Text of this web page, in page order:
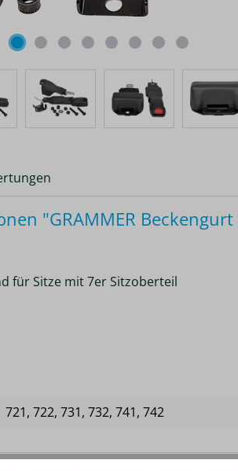
"GRAMMER
für Sitze mit 7er Sitzoberteil
721, 722, 731, 732, 741, 742